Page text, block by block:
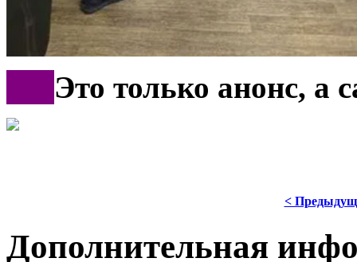
Это только анонс, а
<
Дополнительная